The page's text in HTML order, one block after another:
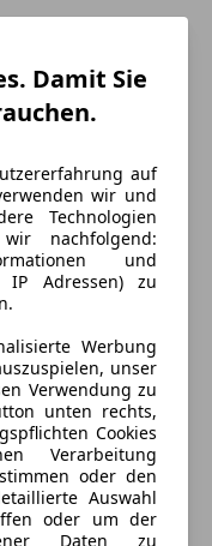
Damit Sie
auf
wir und
Technologien
nachfolgend:
und
IP Adressen) zu
Werbung
unser
Verwendung zu
unten rechts,
Cookies
Verarbeitung
oder den
Auswahl
oder um der
Daten zu